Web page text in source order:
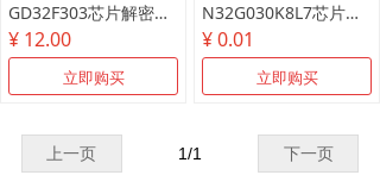
GD32F303芯片解密测试样片/可代烧录
¥ 12.00
立即购买
N32G030K8L7芯片解密测试样片
¥ 0.01
立即购买
上一页 下一页
1/1